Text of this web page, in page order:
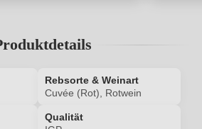
Rebsorte & Weinart
Cuvée (Rot), Rotwein
Qualität